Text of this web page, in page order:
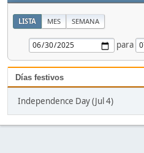
LISTA MES SEMANA
para
Días festivos
Independence Day (Jul 4)